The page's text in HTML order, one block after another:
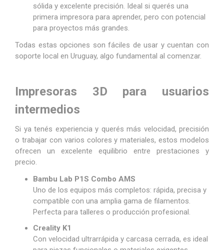
sólida y excelente precisión. Ideal si querés una
primera impresora para aprender, pero con potencial
para proyectos más grandes.
Todas estas opciones son fáciles de usar y cuentan con
soporte local en Uruguay, algo fundamental al comenzar.
Impresoras 3D para usuarios
intermedios
Si ya tenés experiencia y querés más velocidad, precisión
o trabajar con varios colores y materiales, estos modelos
ofrecen un excelente equilibrio entre prestaciones y
precio.
Bambu Lab P1S Combo AMS
Uno de los equipos más completos: rápida, precisa y
compatible con una amplia gama de filamentos.
Perfecta para talleres o producción profesional.
Creality K1
Con velocidad ultrarrápida y carcasa cerrada, es ideal